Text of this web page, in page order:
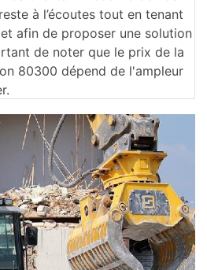
à l’écoutes tout en tenant
afin de proposer une solution
de noter que le prix de la
80300 dépend de l'ampleur